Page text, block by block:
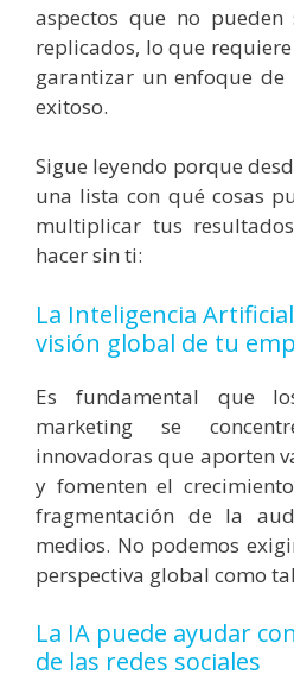
aspectos que no pueden
replicados, lo que
garantizar un enfoque
exitoso.
Sigue leyendo porque
una lista con qué cosas
multiplicar tus
hacer sin ti:
La Inteligencia
visión global de tu
Es fundamental que
marketing se
innovadoras que aporten
y fomenten el
fragmentación de la
medios. No podemos
perspectiva global como
La IA puede ayudar
de las redes sociales